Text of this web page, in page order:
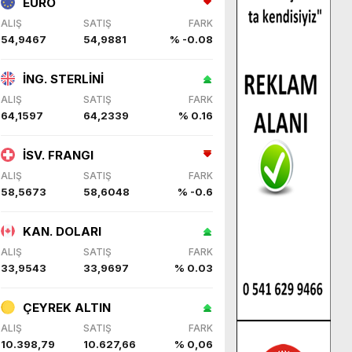
ALIŞ SATIŞ FARK
54,9467 54,9881 % -0.08
İNG. STERLİNİ
ALIŞ SATIŞ FARK
64,1597 64,2339 % 0.16
İSV. FRANGI
ALIŞ SATIŞ FARK
58,5673 58,6048 % -0.6
KAN. DOLARI
ALIŞ SATIŞ FARK
33,9543 33,9697 % 0.03
ÇEYREK ALTIN
ALIŞ SATIŞ FARK
10.398,79 10.627,66 % 0,06